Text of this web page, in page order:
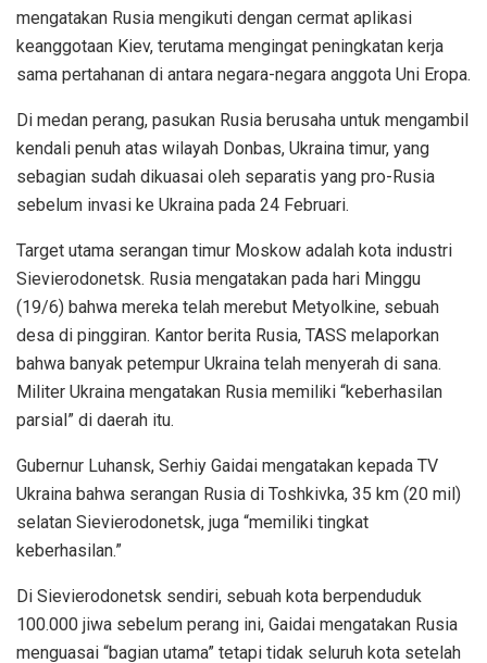
mengatakan Rusia mengikuti dengan cermat aplikasi
keanggotaan Kiev, terutama mengingat peningkatan kerja
sama pertahanan di antara negara-negara anggota Uni Eropa.
Di medan perang, pasukan Rusia berusaha untuk mengambil
kendali penuh atas wilayah Donbas, Ukraina timur, yang
sebagian sudah dikuasai oleh separatis yang pro-Rusia
sebelum invasi ke Ukraina pada 24 Februari.
Target utama serangan timur Moskow adalah kota industri
Sievierodonetsk. Rusia mengatakan pada hari Minggu
(19/6) bahwa mereka telah merebut Metyolkine, sebuah
desa di pinggiran. Kantor berita Rusia, TASS melaporkan
bahwa banyak petempur Ukraina telah menyerah di sana.
Militer Ukraina mengatakan Rusia memiliki “keberhasilan
parsial” di daerah itu.
Gubernur Luhansk, Serhiy Gaidai mengatakan kepada TV
Ukraina bahwa serangan Rusia di Toshkivka, 35 km (20 mil)
selatan Sievierodonetsk, juga “memiliki tingkat
keberhasilan.”
Di Sievierodonetsk sendiri, sebuah kota berpenduduk
100.000 jiwa sebelum perang ini, Gaidai mengatakan Rusia
menguasai “bagian utama” tetapi tidak seluruh kota setelah